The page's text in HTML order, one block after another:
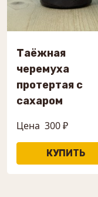
Таёжная
черемуха
протертая с
сахаром
Цена 300 ₽